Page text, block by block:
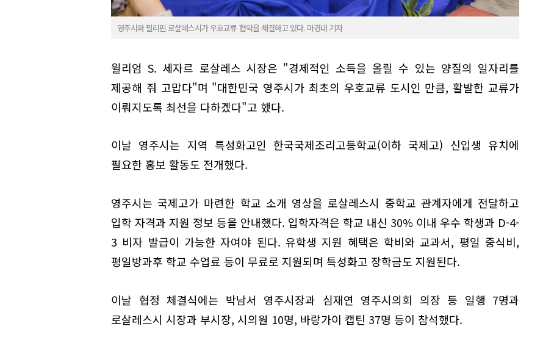
영주시와 필리핀 로살레스시가 우호교류 협약을 체결하고 있다. 마경대 기자
윌리엄 S. 세자르 로살레스 시장은 "경제적인 소득을 올릴 수 있는 양질의 일자리를
제공해 줘 고맙다"며 "대한민국 영주시가 최초의 우호교류 도시인 만큼, 활발한 교류가
이뤄지도록 최선을 다하겠다"고 했다.
이날 영주시는 지역 특성화고인 한국국제조리고등학교(이하 국제고) 신입생 유치에
필요한 홍보 활동도 전개했다.
영주시는 국제고가 마련한 학교 소개 영상을 로살레스시 중학교 관계자에게 전달하고
입학 자격과 지원 정보 등을 안내했다. 입학자격은 학교 내신 30% 이내 우수 학생과 D-4-
3 비자 발급이 가능한 자여야 된다. 유학생 지원 혜택은 학비와 교과서, 평일 중식비,
평일방과후 학교 수업료 등이 무료로 지원되며 특성화고 장학금도 지원된다.
이날 협정 체결식에는 박남서 영주시장과 심재연 영주시의회 의장 등 일행 7명과
로살레스시 시장과 부시장, 시의원 10명, 바랑가이 캡틴 37명 등이 참석했다.